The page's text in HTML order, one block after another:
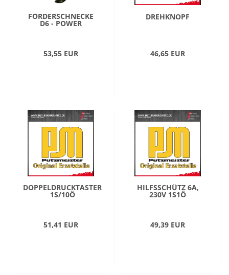
FÖRDERSCHNECKE
D6 - POWER
53,55 EUR
DREHKNOPF
46,65 EUR
DOPPELDRUCKTASTER
1S/10Ö
51,41 EUR
HILFSSCHÜTZ 6A,
230V 1S1Ö
49,39 EUR